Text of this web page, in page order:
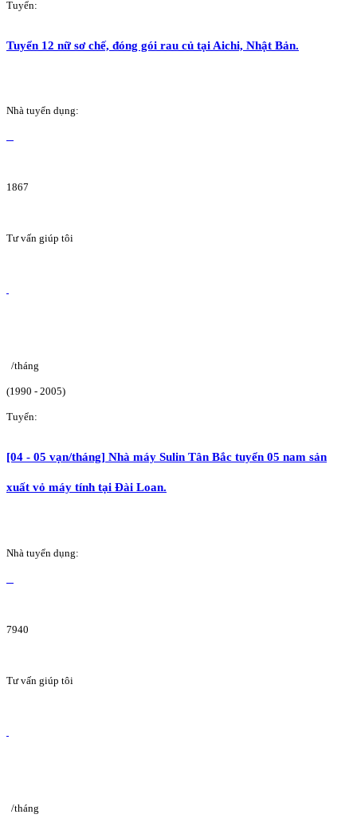
Tuyển:
Tuyển 12 nữ sơ chế, đóng gói rau củ tại Aichi, Nhật Bản.
Nhà tuyển dụng:
1867
Tư vấn giúp tôi
/tháng
(1990 - 2005)
Tuyển:
[04 - 05 vạn/tháng] Nhà máy Sulin Tân Bắc tuyển 05 nam sản
xuất vỏ máy tính tại Đài Loan.
Nhà tuyển dụng:
7940
Tư vấn giúp tôi
/tháng